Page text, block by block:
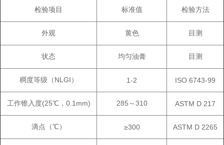
检验项目 标准值 检验方法
外观 黄色 目测
状态 均匀油膏 目测
稠度等级（NLGI） 1-2 ISO 6743-99
工作锥入度(25℃，0.1mm) 285～310 ASTM D 217
滴点（℃） ≥300 ASTM D 2265